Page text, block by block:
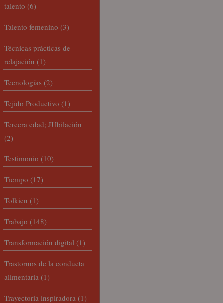
talento (6)
Talento femenino (3)
Técnicas prácticas de
relajación (1)
Tecnologías (2)
Tejido Productivo (1)
Tercera edad; JUbilación
(2)
Testimonio (10)
Tiempo (17)
Tolkien (1)
Trabajo (148)
Transformación digital (1)
Trastornos de la conducta
alimentaria (1)
Trayectoria inspiradora (1)